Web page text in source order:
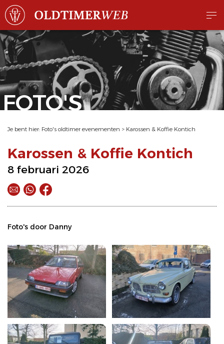
FOTO'S
Je bent hier: Foto's oldtimer evenementen > Karossen & Koffie Kontich
Karossen & Koffie Kontich
8 februari 2026
Foto's door Danny